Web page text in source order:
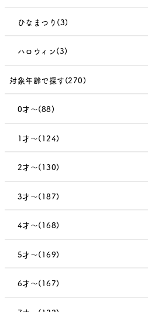
ひなまつり(3)
ハロウィン(3)
対象年齢で探す(270)
0才～(88)
1才～(124)
2才～(130)
3才～(187)
4才～(168)
5才～(169)
6才～(167)